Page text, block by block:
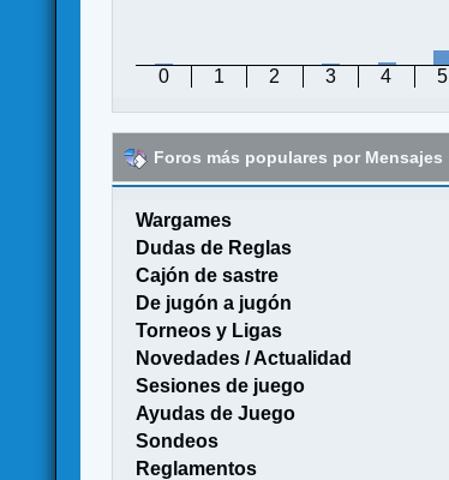
0 1 2 3 4 5
Foros más populares por Mensajes
Wargames
Dudas de Reglas
Cajón de sastre
De jugón a jugón
Torneos y Ligas
Novedades / Actualidad
Sesiones de juego
Ayudas de Juego
Sondeos
Reglamentos